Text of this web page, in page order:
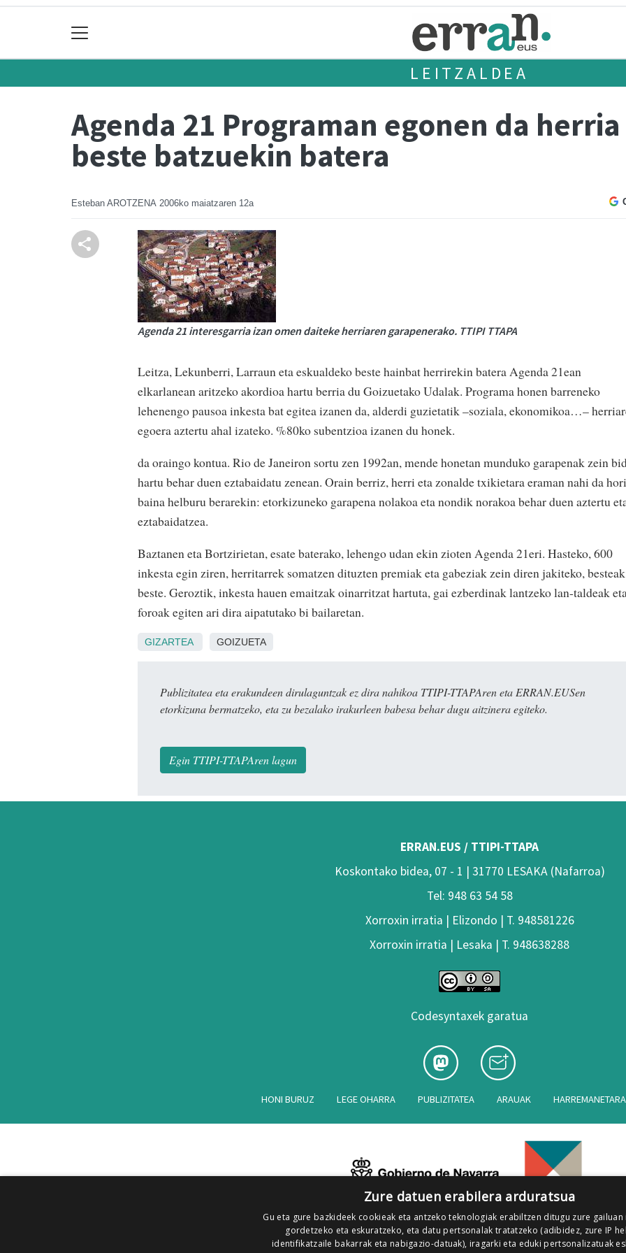
LEITZALDEA
Agenda 21 Programan egonen da
beste batzuekin batera
Esteban AROTZENA 2006ko maiatzaren 12a
Agenda 21 interesgarria izan omen daiteke herriaren garapenerako. TTIPI TTAPA
Leitza, Lekunberri, Larraun eta eskualdeko beste hainbat herrirekin batera Agenda 21ean
elkarlanean aritzeko akordioa hartu berria du Goizuetako Udalak. Programa honen barreneko
lehenengo pausoa inkesta bat egitea izanen da, alderdi guzietatik –soziala, ekonomikoa…–
egoera aztertu ahal izateko. %80ko subentzioa izanen du honek.
da oraingo kontua. Rio de Janeiron sortu zen 1992an, mende honetan munduko garapenak zein
hartu behar duen eztabaidatu zenean. Orain berriz, herri eta zonalde txikietara eraman nahi da
baina helburu berarekin: etorkizuneko garapena nolakoa eta nondik norakoa behar duen aztertu
eztabaidatzea.
Baztanen eta Bortzirietan, esate baterako, lehengo udan ekin zioten Agenda 21eri. Hasteko, 600
inkesta egin ziren, herritarrek somatzen dituzten premiak eta gabeziak zein diren jakiteko, besteak
beste. Geroztik, inkesta hauen emaitzak oinarritzat hartuta, gai ezberdinak lantzeko lan-taldeak
foroak egiten ari dira aipatutako bi bailaretan.
GIZARTEA GOIZUETA
Publizitatea eta erakundeen dirulaguntzak ez dira nahikoa TTIPI-TTAPAren eta ERRAN.EUSen
etorkizuna bermatzeko, eta zu bezalako irakurleen babesa behar dugu aitzinera egiteko.
Egin TTIPI-TTAPAren lagun
ERRAN.EUS / TTIPI-TTAPA
Koskontako bidea, 07 - 1 | 31770 LESAKA (Nafarroa)
Tel: 948 63 54 58
Xorroxin irratia | Elizondo | T. 948581226
Xorroxin irratia | Lesaka | T. 948638288
Codesyntaxek garatua
HONI BURUZ LEGE OHARRA PUBLIZITATEA ARAUAK
Zure datuen erabilera arduratsua
Gu eta gure bazkideek cookieak eta antzeko teknologiak erabiltzen ditugu zure
gordetzeko eta eskuratzeko, eta datu pertsonalak tratatzeko (adibidez, zure IP
identifikatzaile bakarrak eta nabigazio-datuak), iragarki eta eduki pertsonalizatuak